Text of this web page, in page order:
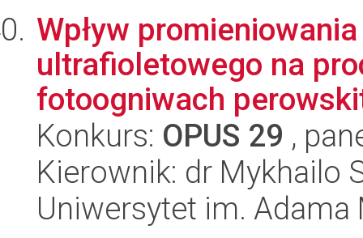
Wpływ
ultrafioletowego na
fotoogniwach
Konkurs: OPUS 29 ,
Kierownik: dr Mykhailo
Uniwersytet im.